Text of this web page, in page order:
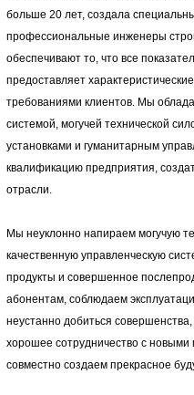
больше 20 лет, создала
профессиональные инженеры
обеспечивают то, что все
предоставляет
требованиями клиентов. Мы
системой, могучей технической
установками и гуманитарным
квалификацию предприятия,
отрасли.
Мы неуклонно напираем могучую
качественную управленческую
продукты и совершенное
абонентам, соблюдаем
неустанно добиться
хорошее сотрудничество с
совместно создаем прекрасное